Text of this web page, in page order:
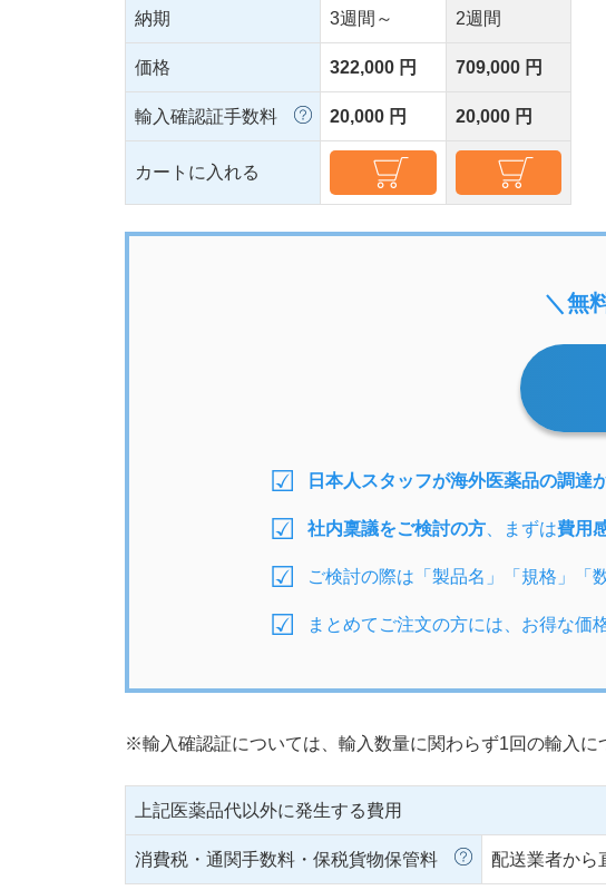
納期 3週間～ 2週間
価格 322,000 円 709,000 円
輸入確認証手数料 20,000 円 20,000 円
カートに入れる
＼無
日本人スタッフが海外医薬品の調達
社内稟議をご検討の方 、まずは費用
ご検討の際は「製品名」「規格」「
まとめてご注文の方には、お得な価
※輸入確認証については、輸入数量に関わらず1回の輸入に
上記医薬品代以外に発生する費用
消費税・通関手数料・保税貨物保管料 配送業者から